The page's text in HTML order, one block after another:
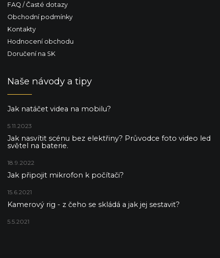
FAQ / Časté dotazy
Obchodní podmínky
Kontakty
Hodnocení obchodu
Doručení na SK
Naše návody a tipy
Jak natáčet videa na mobilu?
5.11.2023
Jak nasvítit scénu bez elektřiny? Průvodce foto video led
světel na baterie.
18.9.2022
Jak připojit mikrofon k počítači?
15.6.2021
Kamerový rig - z čeho se skládá a jak jej sestavit?
5.5.2021